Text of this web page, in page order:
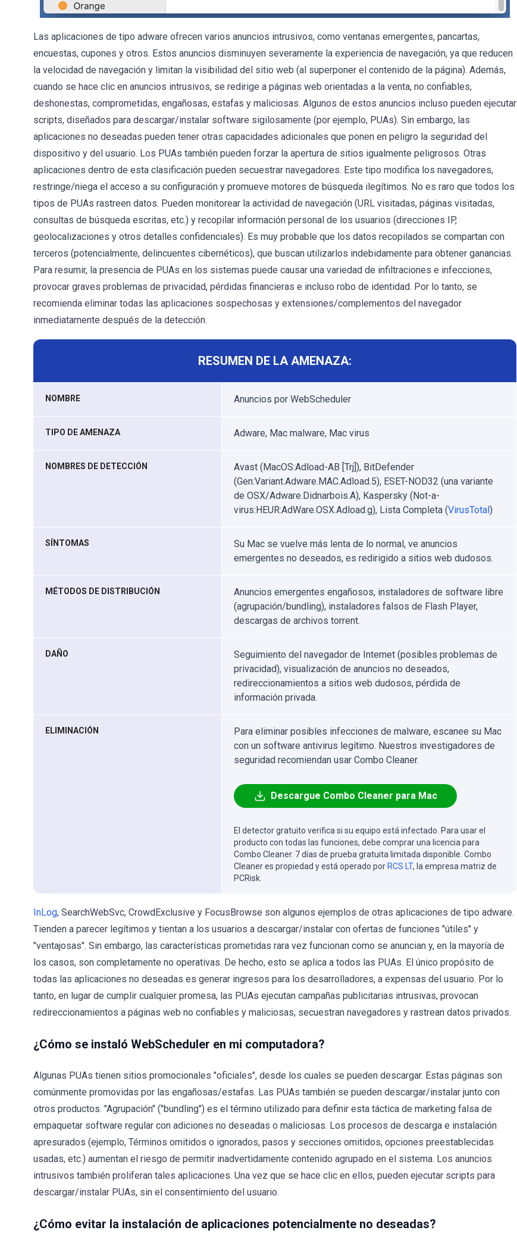
Las aplicaciones de tipo adware ofrecen varios anuncios intrusivos, como ventanas emergentes, pancartas,
encuestas, cupones y otros. Estos anuncios disminuyen severamente la experiencia de navegación, ya que reducen
la velocidad de navegación y limitan la visibilidad del sitio web (al superponer el contenido de la página). Además,
cuando se hace clic en anuncios intrusivos, se redirige a páginas web orientadas a la venta, no confiables,
deshonestas, comprometidas, engañosas, estafas y maliciosas. Algunos de estos anuncios incluso pueden ejecutar
scripts, diseñados para descargar/instalar software sigilosamente (por ejemplo, PUAs). Sin embargo, las
aplicaciones no deseadas pueden tener otras capacidades adicionales que ponen en peligro la seguridad del
dispositivo y del usuario. Los PUAs también pueden forzar la apertura de sitios igualmente peligrosos. Otras
aplicaciones dentro de esta clasificación pueden secuestrar navegadores. Este tipo modifica los navegadores,
restringe/niega el acceso a su configuración y promueve motores de búsqueda ilegítimos. No es raro que todos los
tipos de PUAs rastreen datos. Pueden monitorear la actividad de navegación (URL visitadas, páginas visitadas,
consultas de búsqueda escritas, etc.) y recopilar información personal de los usuarios (direcciones IP,
geolocalizaciones y otros detalles confidenciales). Es muy probable que los datos recopilados se compartan con
terceros (potencialmente, delincuentes cibernéticos), que buscan utilizarlos indebidamente para obtener ganancias.
Para resumir, la presencia de PUAs en los sistemas puede causar una variedad de infiltraciones e infecciones,
provocar graves problemas de privacidad, pérdidas financieras e incluso robo de identidad. Por lo tanto, se
recomienda eliminar todas las aplicaciones sospechosas y extensiones/complementos del navegador
inmediatamente después de la detección.
RESUMEN DE LA AMENAZA:
NOMBRE Anuncios por WebScheduler
TIPO DE AMENAZA Adware, Mac malware, Mac virus
NOMBRES DE DETECCIÓN
Avast (MacOS:Adload-AB [Trj]), BitDefender
(Gen:Variant.Adware.MAC.Adload.5), ESET-NOD32 (una variante
de OSX/Adware.Didnarbois.A), Kaspersky (Not-a-
virus:HEUR:AdWare.OSX.Adload.g), Lista Completa (VirusTotal)
SÍNTOMAS
Su Mac se vuelve más lenta de lo normal, ve anuncios
emergentes no deseados, es redirigido a sitios web dudosos.
MÉTODOS DE DISTRIBUCIÓN
Anuncios emergentes engañosos, instaladores de software libre
(agrupación/bundling), instaladores falsos de Flash Player,
descargas de archivos torrent.
DAÑO
Seguimiento del navegador de Internet (posibles problemas de
privacidad), visualización de anuncios no deseados,
redireccionamientos a sitios web dudosos, pérdida de
información privada.
ELIMINACIÓN
Para eliminar posibles infecciones de malware, escanee su Mac
con un software antivirus legítimo. Nuestros investigadores de
seguridad recomiendan usar Combo Cleaner.
Descargue Combo Cleaner para Mac
El detector gratuito verifica si su equipo está infectado. Para usar el
producto con todas las funciones, debe comprar una licencia para
Combo Cleaner. 7 días de prueba gratuita limitada disponible. Combo
Cleaner es propiedad y está operado por RCS LT, la empresa matriz de
PCRisk.
InLog, SearchWebSvc, CrowdExclusive y FocusBrowse son algunos ejemplos de otras aplicaciones de tipo adware.
Tienden a parecer legítimos y tientan a los usuarios a descargar/instalar con ofertas de funciones "útiles" y
"ventajosas". Sin embargo, las características prometidas rara vez funcionan como se anuncian y, en la mayoría de
los casos, son completamente no operativas. De hecho, esto se aplica a todos las PUAs. El único propósito de
todas las aplicaciones no deseadas es generar ingresos para los desarrolladores, a expensas del usuario. Por lo
tanto, en lugar de cumplir cualquier promesa, las PUAs ejecutan campañas publicitarias intrusivas, provocan
redireccionamientos a páginas web no confiables y maliciosas, secuestran navegadores y rastrean datos privados.
¿Cómo se instaló WebScheduler en mi computadora?
Algunas PUAs tienen sitios promocionales "oficiales", desde los cuales se pueden descargar. Estas páginas son
comúnmente promovidas por las engañosas/estafas. Las PUAs también se pueden descargar/instalar junto con
otros productos. "Agrupación" ("bundling") es el término utilizado para definir esta táctica de marketing falsa de
empaquetar software regular con adiciones no deseadas o maliciosas. Los procesos de descarga e instalación
apresurados (ejemplo, Términos omitidos o ignorados, pasos y secciones omitidos, opciones preestablecidas
usadas, etc.) aumentan el riesgo de permitir inadvertidamente contenido agrupado en el sistema. Los anuncios
intrusivos también proliferan tales aplicaciones. Una vez que se hace clic en ellos, pueden ejecutar scripts para
descargar/instalar PUAs, sin el consentimiento del usuario.
¿Cómo evitar la instalación de aplicaciones potencialmente no deseadas?